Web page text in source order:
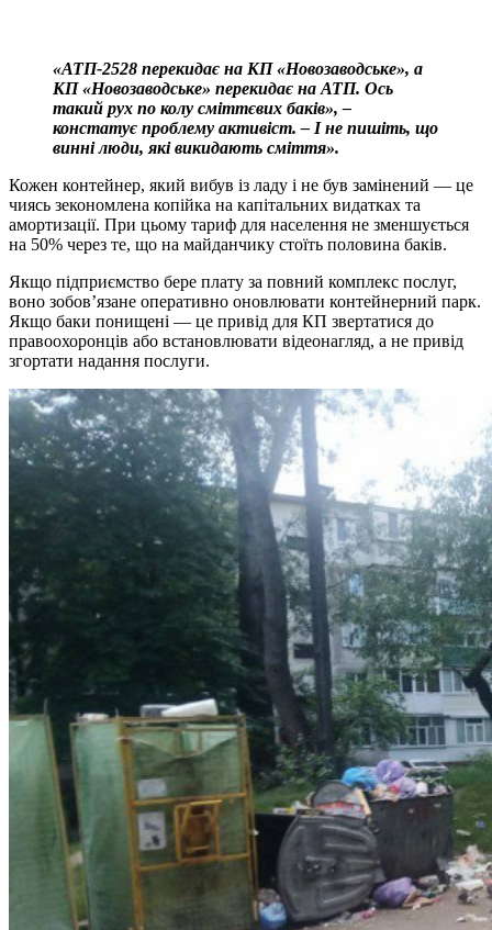
«АТП-2528 перекидає на КП«Новозаводське», а
КП «Новозаводське» перекидає на АТП. Ось
такий рух по колу сміттєвих баків», –
констатує проблему активіст.– І не пишіть, що
винні люди, які викидають сміття».
Кожен контейнер, який вибув із ладу і не був замінений — це
чиясь зекономлена копійка на капітальних видатках та
амортизації. При цьому тариф для населення не зменшується
на 50% через те, що на майданчику стоїть половина баків.
Якщо підприємство бере плату за повний комплекс послуг,
воно зобов’язане оперативно оновлювати контейнерний парк.
Якщо баки понищені — це привід для КП звертатися до
правоохоронців або встановлювати відеонагляд, а не привід
згортати надання послуги.